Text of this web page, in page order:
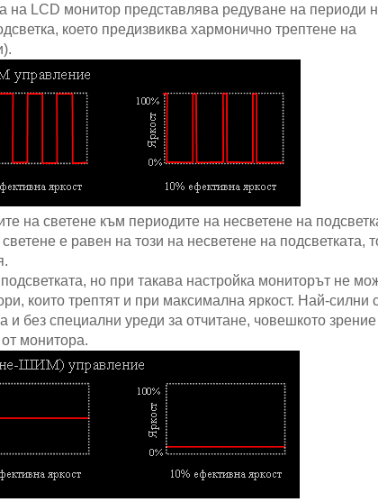
на LCD монитор представлява редуване на периоди
което предизвиква хармонично трептене на
на светене към периодите на несветене на
е равен на този на несветене на подсветката,
но при такава настройка мониторът не
които трептят и при максимална яркост. Най-силни
и без специални уреди за отчитане, човешкото зрение
монитора.